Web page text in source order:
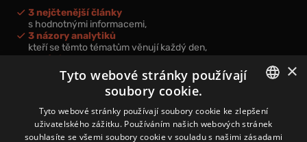
3 nejčtenější články
s hodnotnými informacemi,
3 názory analytiků
kteří se těmto tématům věnují každý den,
nová videa a podcasty
k prohloubení vašich znalostí.
Přihlášením k newsletteru vyjadřujete svůj souhlas spodmínkami
CZECH
×
Tyto webové stránky používají
soubory cookie.
Tyto webové stránky používají soubory cookie ke zlepšení
uživatelského zážitku. Používáním našich webových stránek
souhlasíte se všemi soubory cookie v souladu s našimi zásadami